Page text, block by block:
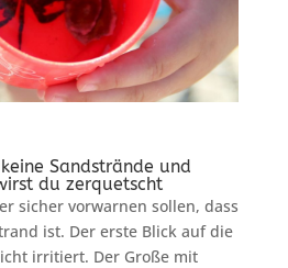
Sandstrände und
du zerquetscht
sicher vorwarnen sollen, dass
ist. Der erste Blick auf die
irritiert. Der Große mit